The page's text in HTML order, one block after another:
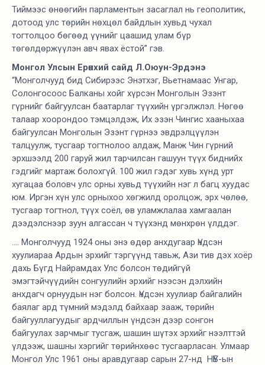
Тиймээс өнөөгийн парламентын засаглал нь геополитик,
дотоод улс төрийн нөхцөл байдлын хувьд чухал
тогтолцоо бөгөөд үүнийг цаашид улам бүр
төгөлдөржүүлэн авч явах ёстой” гэв.
Монгол Улсын Ерөнхий сайд Л.Оюун-Эрдэнэ
“Монголчууд бид Сибирээс Энэтхэг, Вьетнамаас Унгар,
Солонгосоос Балканы хойг хүрсэн Монголын Эзэнт
гүрнийг байгуулсан баатарлаг түүхийн үргэлжлэл. Нөгөө
талаар хоорондоо тэмцэлдэж, Их эзэн Чингис хааныхаа
байгуулсан Монголын Эзэнт гүрнээ эвдрэлцүүлэн
талцуулж, тусгаар тогтнолоо алдаж, Манж Чин гүрний
эрхшээлд 200 гаруй жил тарчилсан гашуун түүх биднийх
гэдгийг мартаж болохгүй. 100 жил гэдэг хувь хүнд урт
хугацаа боловч улс орны хувьд түүхийн нэг л багц хуудас
юм. Иргэн хүн улс орныхоо хөгжилд оролцож, эрх чөлөө,
тусгаар тогтнол, түүх соёл, өв уламжлалаа хамгаалан
дээдэлснээр зуун алгассан ч түүхэнд мөнхрөн үлддэг.
.... Монголчууд 1924 оны энэ өдөр анхдугаар Үндсэн
хуулиараа Ардын эрхийг тэргүүнд тавьж, Ази тив дэх хоёр
дахь Бүгд Найрамдах Улс болсон төдийгүй
эмэгтэйчүүдийн сонгуулийн эрхийг нээсэн дэлхийн
анхдагч орнуудын нэг болсон. Үндсэн хуулиар байгалийн
баялаг ард түмний мэдэлд байхаар зааж, төрийн
байгууллагуудыг ардчиллын үндсэн дээр сонгон
байгуулах зарчмыг тусгаж, шашин шүтэх эрхийг нээлттэй
үлдээж, шашны хэргийг төрийнхөөс тусгаарласан. Улмаар
Монгол Улс 1961 оны аравдугаар сарын 27-нд НҮБ-ын